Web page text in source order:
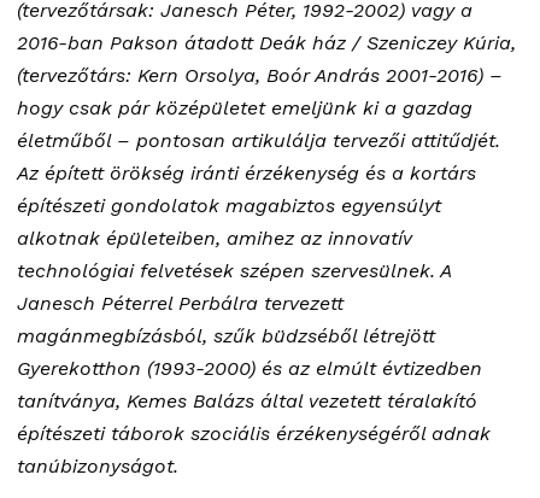
(tervezőtársak: Janesch Péter, 1992-2002) vagy a
2016-ban Pakson átadott Deák ház / Szeniczey Kúria,
(tervezőtárs: Kern Orsolya, Boór András 2001-2016) –
hogy csak pár középületet emeljünk ki a gazdag
életműből – pontosan artikulálja tervezői attitűdjét.
Az épített örökség iránti érzékenység és a kortárs
építészeti gondolatok magabiztos egyensúlyt
alkotnak épületeiben, amihez az innovatív
technológiai felvetések szépen szervesülnek. A
Janesch Péterrel Perbálra tervezett
magánmegbízásból, szűk büdzséből létrejött
Gyerekotthon (1993-2000) és az elmúlt évtizedben
tanítványa, Kemes Balázs által vezetett téralakító
építészeti táborok szociális érzékenységéről adnak
tanúbizonyságot.